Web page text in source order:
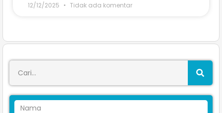
12/12/2025 Tidak ada komentar